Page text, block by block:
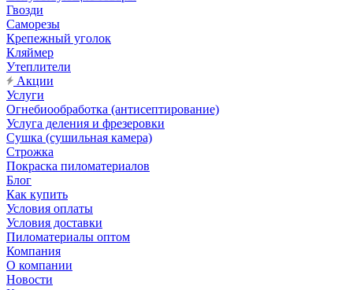
Гвозди
Саморезы
Крепежный уголок
Кляймер
Утеплители
Акции
Услуги
Огнебиообработка (антисептирование)
Услуга деления и фрезеровки
Сушка (сушильная камера)
Строжка
Покраска пиломатериалов
Блог
Как купить
Условия оплаты
Условия доставки
Пиломатериалы оптом
Компания
О компании
Новости